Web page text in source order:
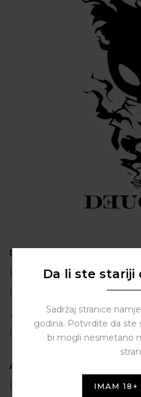
DEUCES
Polačišće 2
City Gallery
Zadar
098 163 2222
ASSIST HUB d.o.o.
Put vrljuge 13
Da li ste stariji
Sadržaj stranice
godina. Potvrdite da ste
bi mogli nesmetano
IMAM